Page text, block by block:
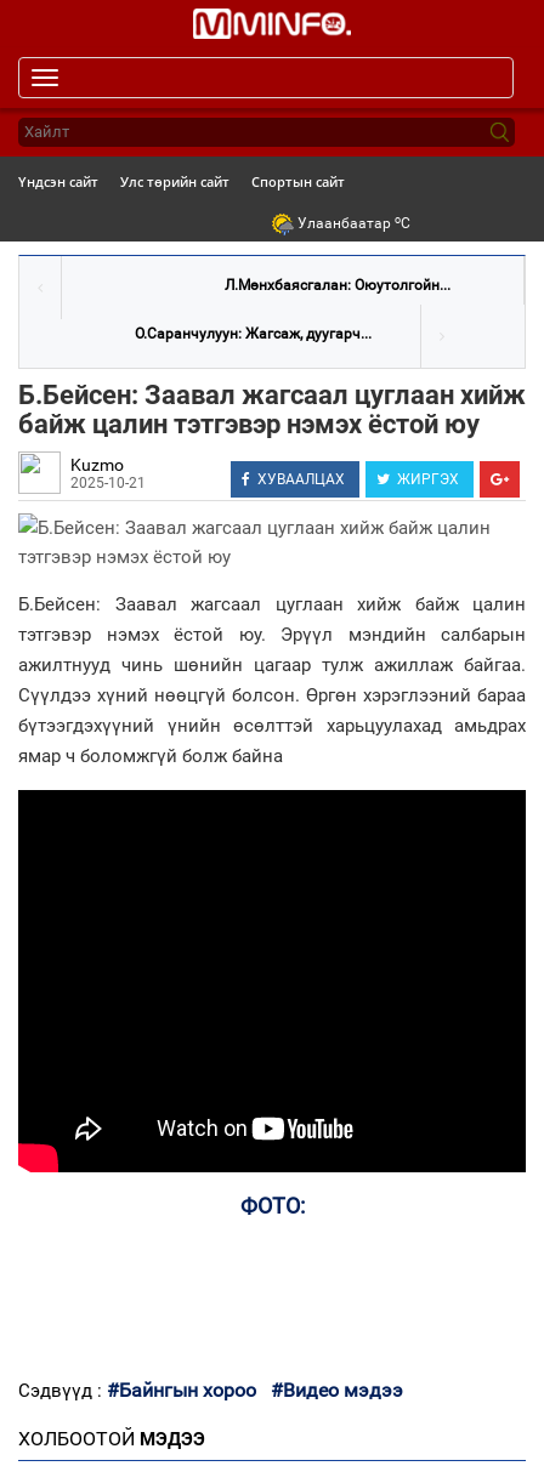
navigation
Үндсэн сайт Улс төрийн сайт Спортын сайт
Улаанбаатар oC
Л.Мөнхбаясгалан: Оюутолгойн...
О.Саранчулуун: Жагсаж, дуугарч...
Б.Бейсен: Заавал жагсаал цуглаан хийж
байж цалин тэтгэвэр нэмэх ёстой юу
Kuzmo
2025-10-21 ХУВААЛЦАХ ЖИРГЭХ
Б.Бейсен: Заавал жагсаал цуглаан хийж байж цалин
тэтгэвэр нэмэх ёстой юу. Эрүүл мэндийн салбарын
ажилтнууд чинь шөнийн цагаар тулж ажиллаж байгаа.
Сүүлдээ хүний нөөцгүй болсон. Өргөн хэрэглээний бараа
бүтээгдэхүүний үнийн өсөлттэй харьцуулахад амьдрах
ямар ч боломжгүй болж байна
ФОТО:
Сэдвүүд : #Байнгын хороо #Видео мэдээ
ХОЛБООТОЙ МЭДЭЭ